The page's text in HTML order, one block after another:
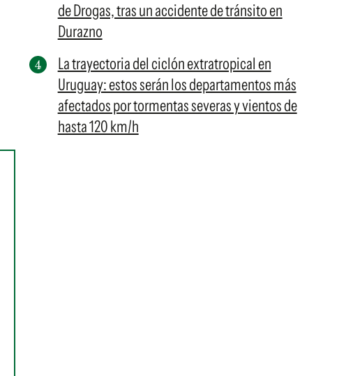
de Drogas, tras un accidente de tránsito en
Durazno
La trayectoria del ciclón extratropical en
Uruguay: estos serán los departamentos más
afectados por tormentas severas y vientos de
hasta 120 km/h